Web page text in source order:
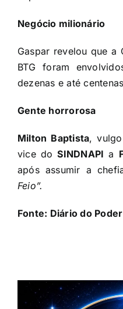
Negócio milionário
Gaspar revelou que a
BTG foram
dezenas e até
Gente horrorosa
Milton Baptista, vulgo
vice doSINDNAPI a
após assumir a
Feio”.
Fonte: Diário do Poder